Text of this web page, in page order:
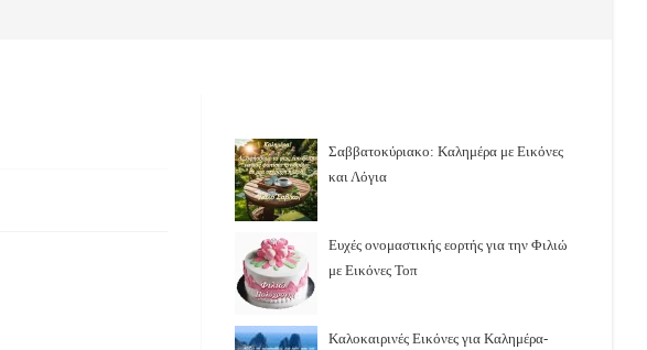
Σαββατοκύριακο: Καλημέρα με Εικόνες
και Λόγια
Ευχές ονομαστικής εορτής για την Φιλιώ
με Εικόνες Τοπ
Καλοκαιρινές Εικόνες για Καλημέρα-